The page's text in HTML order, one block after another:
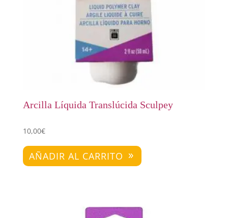
Arcilla Líquida Translúcida Sculpey
10,00€
AÑADIR AL CARRITO